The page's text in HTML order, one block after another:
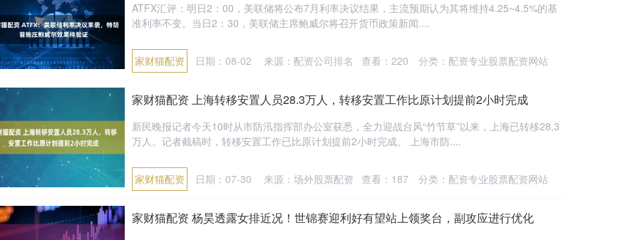
ATFX汇评：明日2：00，美联储将公布7月利率决议结果，主流预期认为其将维持4.25~4.5%的基
准利率不变。当日2：30，美联储主席鲍威尔将召开货币政策新闻....
家财猫配资 日期：08-02 来源：配资公司排名 查看： 220 分类： 配资专业股票配资网站
家财猫配资 上海转移安置人员28.3万人，转移安置工作比原计划提前2小时完成
新民晚报记者今天10时从市防汛指挥部办公室获悉，全力迎战台风“竹节草”以来，上海已转移28.3
万人。记者截稿时，转移安置工作已比原计划提前2小时完成。 上海市防....
家财猫配资 日期：07-30 来源：场外股票配资 查看： 187 分类： 配资专业股票配资网站
家财猫配资 杨昊透露女排近况！世锦赛迎利好有望站上领奖台，副攻应进行优化